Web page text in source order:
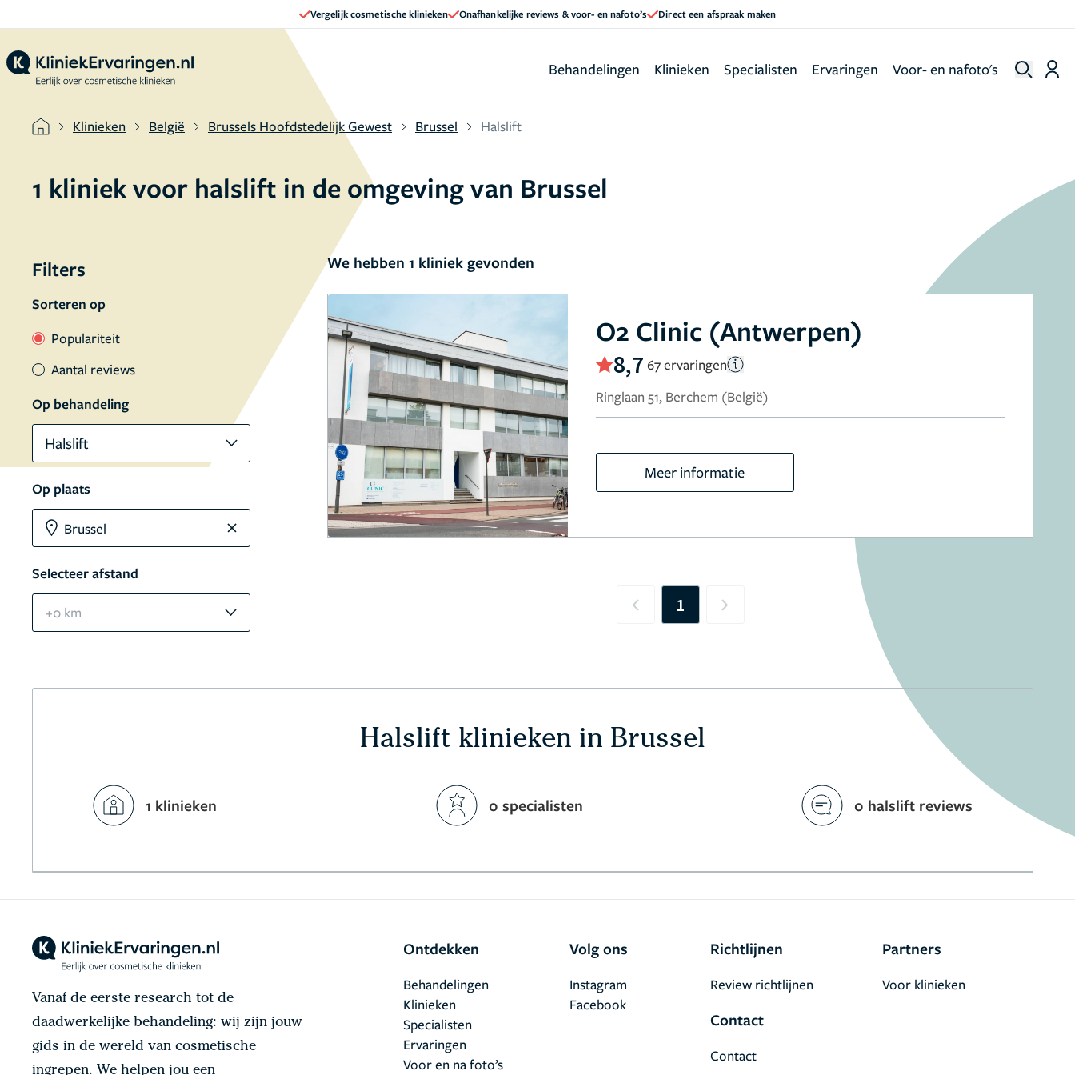
Vergelijk cosmetische klinieken Onafhankelijke reviews & voor- en nafoto’s Direct een afspraak maken
Behandelingen Klinieken Specialisten Ervaringen Voor- en nafoto's
Klinieken België Brussels Hoofdstedelijk Gewest Brussel Halslift
1 kliniek voor halslift in de omgeving van Brussel
Filters
Sorteren op
Populariteit
Aantal reviews
Op behandeling
Halslift
Op plaats
Selecteer afstand
+0 km
We hebben 1 kliniek gevonden
O2 Clinic (Antwerpen)
8,7 67 ervaringen
Ringlaan 51, Berchem (België)
Meer informatie
Previous
1 Next
Halslift klinieken in Brussel
1 klinieken 0 specialisten 0 halslift reviews
Vanaf de eerste research tot de
daadwerkelijke behandeling: wij zijn jouw
gids in de wereld van cosmetische
ingrepen. We helpen jou een
Ontdekken
Behandelingen
Klinieken
Specialisten
Ervaringen
Voor en na foto’s
Volg ons
Facebook
Instagram
Richtlijnen
Review richtlijnen
Contact
Contact
Partners
Voor klinieken